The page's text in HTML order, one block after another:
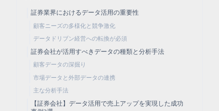
証券業界におけるデータ活用の重要性
顧客ニーズの多様化と競争激化
データドリブン経営への転換が必須
証券会社が活用すべきデータの種類と分析手法
顧客データの深掘り
市場データと外部データの連携
主な分析手法
【証券会社】データ活用で売上アップを実現した成功